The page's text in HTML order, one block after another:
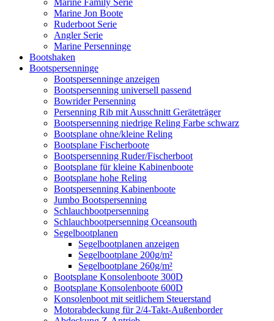
Marine Jon Boote
Ruderboot Serie
Angler Serie
Marine Persenninge
Bootshaken
Bootspersenninge
Bootspersenninge anzeigen
Bootspersenning universell passend
Bowrider Persenning
Persenning Rib mit Ausschnitt Geräteträger
Bootspersenning niedrige Reling Farbe schwarz
Bootsplane ohne/kleine Reling
Bootsplane Fischerboote
Bootspersenning Ruder/Fischerboot
Bootsplane für kleine Kabinenboote
Bootsplane hohe Reling
Bootspersenning Kabinenboote
Jumbo Bootspersenning
Schlauchbootpersenning
Schlauchbootpersenning Oceansouth
Segelbootplanen
Segelbootplanen anzeigen
Segelbootplane 200g/m²
Segelbootplane 260g/m²
Bootsplane Konsolenboote 300D
Bootsplane Konsolenboote 600D
Konsolenboot mit seitlichem Steuerstand
Motorabdeckung für 2/4-Takt-Außenborder